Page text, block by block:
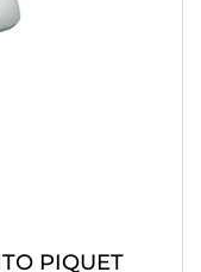
PIQUET